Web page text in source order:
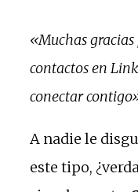
«Muchas
contactos en
conectar
A nadie le
este tipo,